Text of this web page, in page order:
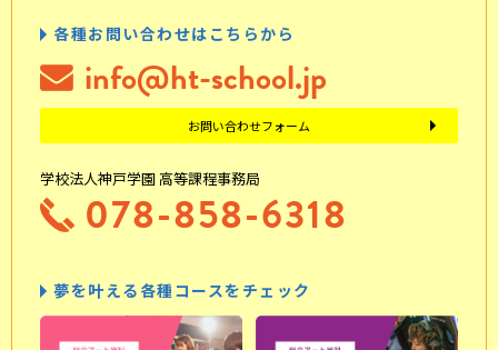
各種お問い合わせはこちらから
info@ht-school.jp
お問い合わせフォーム
学校法人神戸学園 高等課程事務局
078-858-6318
夢を叶える各種コースをチェック